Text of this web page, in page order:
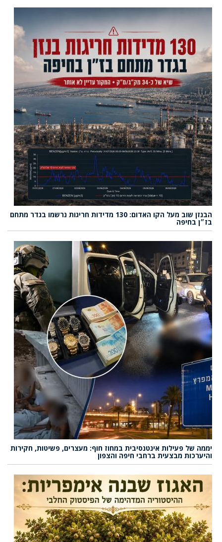
הבנזן שוב מעל הקו האדום: 130 מדידות חריגות נרשמו בגדר מתחם
בז״ן בחיפה
יממה של פעילות אינטנסיבית במחוז חוף: מעצרים, פשיטות, חקירות
והיערכות מבצעית ברחבי חיפה והצפון